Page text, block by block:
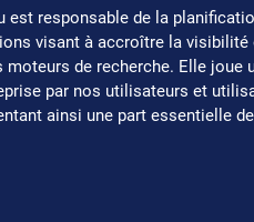
est responsable de la
visant à accroître la visibilité
de recherche. Elle joue
par nos utilisateurs et
ainsi une part essentielle